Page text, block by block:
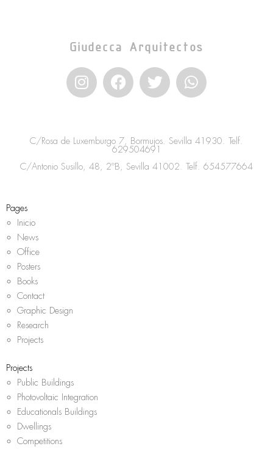
Giudecca Arquitectos
I
n
s
a
g
r
F
a
c
b
o
o
T
w
i
t
e
r
W
h
a
s
a
p
C/Rosa de Luxemburgo 7, Bormujos. Sevilla 41930. Telf.
629504691
C/Antonio Susillo, 48, 2ºB, Sevilla 41002. Telf. 654577664
Pages
Inicio
News
Office
Posters
Books
Contact
Graphic Design
Research
Projects
Projects
Public Buildings
Photovoltaic Integration
Educationals Buildings
Dwellings
Competitions